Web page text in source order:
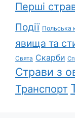
Перші
Події Польська
явища та
Свята Скарби
Страви з
Транспорт